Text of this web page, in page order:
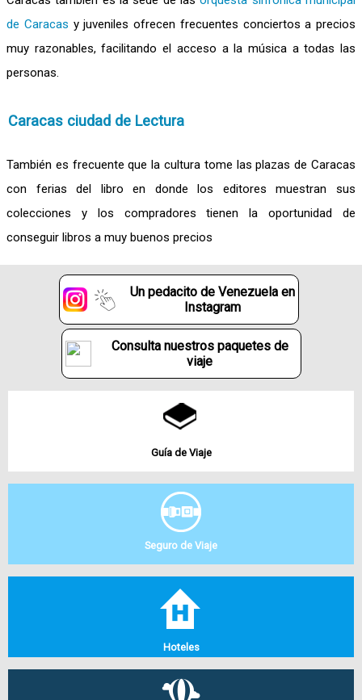
de Caracas y juveniles ofrecen frecuentes conciertos a precios
muy razonables, facilitando el acceso a la música a todas las
personas.
Caracas ciudad de Lectura
También es frecuente que la cultura tome las plazas de Caracas
con ferias del libro en donde los editores muestran sus
colecciones y los compradores tienen la oportunidad de
conseguir libros a muy buenos precios
Un pedacito de Venezuela en
Instagram
Consulta nuestros paquetes de
viaje
Guía de Viaje
Seguro de Viaje
Hoteles